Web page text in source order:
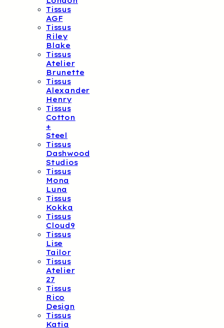
Tissus
AGF
Tissus
Riley
Blake
Tissus
Atelier
Brunette
Tissus
Alexander
Henry
Tissus
Cotton
+
Steel
Tissus
Dashwood
Studios
Tissus
Mona
Luna
Tissus
Kokka
Tissus
Cloud9
Tissus
Lise
Tailor
Tissus
Atelier
27
Tissus
Rico
Design
Tissus
Katia